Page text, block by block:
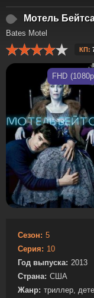
Мотель
Bates Motel
КП:
FHD
Сезон: 5
Серия: 10
Год выпуска: 2013
Страна: США
Жанр: триллер,